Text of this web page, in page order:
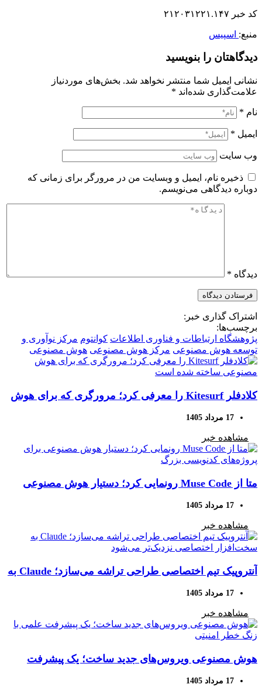
کد خبر ۲۱۲۰۳۱۲۲۱.۱۴۷
منبع: اسپیس
دیدگاهتان را بنویسید
نشانی ایمیل شما منتشر نخواهد شد. بخش‌های موردنیاز
علامت‌گذاری شده‌اند *
نام *
ایمیل *
وب‌ سایت
ذخیره نام، ایمیل و وبسایت من در مرورگر برای زمانی که
دوباره دیدگاهی می‌نویسم.
دیدگاه *
اشتراک گذاری خبر:
برچسب‌ها:
پژوهشگاه ارتباطات و فناوری اطلاعات کوانتوم مرکز نوآوری و
توسعه هوش مصنوعی مرکز هوش مصنوعی هوش مصنوعی
کلادفلر Kitesurf را معرفی کرد؛ مرورگری که برای هوش
مصنوعی ساخته شده است
17 مرداد 1405
مشاهده خبر
متا از Muse Code رونمایی کرد؛ دستیار هوش مصنوعی
برای پروژه‌های کدنویسی بزرگ
17 مرداد 1405
مشاهده خبر
آنتروپیک تیم اختصاصی طراحی تراشه می‌سازد؛ Claude به
سخت‌افزار اختصاصی نزدیک‌تر می‌شود
17 مرداد 1405
مشاهده خبر
هوش مصنوعی ویروس‌های جدید ساخت؛ یک پیشرفت
علمی با زنگ خطر امنیتی
17 مرداد 1405